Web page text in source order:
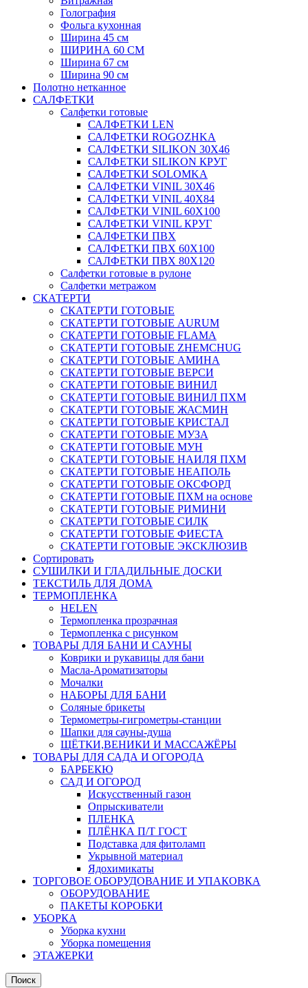
Голография
Фольга кухонная
Ширина 45 см
ШИРИНА 60 СМ
Ширина 67 см
Ширина 90 см
Полотно нетканное
САЛФЕТКИ
Салфетки готовые
САЛФЕТКИ LEN
САЛФЕТКИ ROGOZHKA
САЛФЕТКИ SILIKON 30Х46
САЛФЕТКИ SILIKON КРУГ
САЛФЕТКИ SOLOMKA
САЛФЕТКИ VINIL 30Х46
САЛФЕТКИ VINIL 40Х84
САЛФЕТКИ VINIL 60Х100
САЛФЕТКИ VINIL КРУГ
САЛФЕТКИ ПВХ
САЛФЕТКИ ПВХ 60Х100
САЛФЕТКИ ПВХ 80Х120
Салфетки готовые в рулоне
Салфетки метражом
СКАТЕРТИ
СКАТЕРТИ ГОТОВЫЕ
СКАТЕРТИ ГОТОВЫЕ AURUM
СКАТЕРТИ ГОТОВЫЕ FLAMA
СКАТЕРТИ ГОТОВЫЕ ZHEMCHUG
СКАТЕРТИ ГОТОВЫЕ АМИНА
СКАТЕРТИ ГОТОВЫЕ ВЕРСИ
СКАТЕРТИ ГОТОВЫЕ ВИНИЛ
СКАТЕРТИ ГОТОВЫЕ ВИНИЛ ПХМ
СКАТЕРТИ ГОТОВЫЕ ЖАСМИН
СКАТЕРТИ ГОТОВЫЕ КРИСТАЛ
СКАТЕРТИ ГОТОВЫЕ МУЗА
СКАТЕРТИ ГОТОВЫЕ МУН
СКАТЕРТИ ГОТОВЫЕ НАИЛЯ ПХМ
СКАТЕРТИ ГОТОВЫЕ НЕАПОЛЬ
СКАТЕРТИ ГОТОВЫЕ ОКСФОРД
СКАТЕРТИ ГОТОВЫЕ ПХМ на основе
СКАТЕРТИ ГОТОВЫЕ РИМИНИ
СКАТЕРТИ ГОТОВЫЕ СИЛК
СКАТЕРТИ ГОТОВЫЕ ФИЕСТА
СКАТЕРТИ ГОТОВЫЕ ЭКСКЛЮЗИВ
Сортировать
СУШИЛКИ И ГЛАДИЛЬНЫЕ ДОСКИ
ТЕКСТИЛЬ ДЛЯ ДОМА
ТЕРМОПЛЕНКА
HELEN
Термопленка прозрачная
Термопленка с рисунком
ТОВАРЫ ДЛЯ БАНИ И САУНЫ
Коврики и рукавицы для бани
Масла-Aроматизаторы
Мочалки
НАБОРЫ ДЛЯ БАНИ
Соляные брикеты
Термометры-гигрометры-станции
Шапки для сауны-душа
ЩЁТКИ,ВЕНИКИ И МАССАЖЁРЫ
ТОВАРЫ ДЛЯ САДА И ОГОРОДА
БАРБЕКЮ
САД И ОГОРОД
Искусственный газон
Опрыскиватели
ПЛЕНКА
ПЛЁНКА П/Т ГОСТ
Подставка для фитоламп
Укрывной материал
Ядохимикаты
ТОРГОВОЕ ОБОРУДОВАНИЕ И УПАКОВКА
ОБОРУДОВАНИЕ
ПАКЕТЫ КОРОБКИ
УБОРКА
Уборка кухни
Уборка помещения
ЭТАЖЕРКИ
Поиск